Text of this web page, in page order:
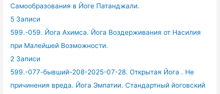
Самообразования в Йоге Патанджали.
5 Записи
599.-059. Йога Ахимса. Йога Воздерживания от Насилия
при Малейшей Возможности.
2 Записи
599.-077-бывший-208-2025-07-28. Открытая Йога . Не
причинения вреда. Йога Эмпатии. Стандартный йоговский